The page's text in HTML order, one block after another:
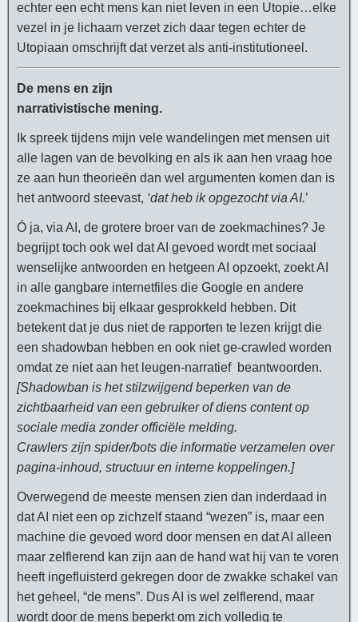
echter een echt mens kan niet leven in een Utopie…elke
vezel in je lichaam verzet zich daar tegen echter de
Utopiaan omschrijft dat verzet als anti-institutioneel.
De mens en zijn
narrativistische mening.
Ik spreek tijdens mijn vele wandelingen met mensen uit
alle lagen van de bevolking en als ik aan hen vraag hoe
ze aan hun theorieën dan wel argumenten komen dan is
het antwoord steevast, ‘dat heb ik opgezocht via AI.’
Ó ja, via AI, de grotere broer van de zoekmachines? Je
begrijpt toch ook wel dat AI gevoed wordt met sociaal
wenselijke antwoorden en hetgeen AI opzoekt, zoekt AI
in alle gangbare internetfiles die Google en andere
zoekmachines bij elkaar gesprokkeld hebben. Dit
betekent dat je dus niet de rapporten te lezen krijgt die
een shadowban hebben en ook niet ge-crawled worden
omdat ze niet aan het leugen-narratief beantwoorden.
[Shadowban is het stilzwijgend beperken van de
zichtbaarheid van een gebruiker of diens content op
sociale media zonder officiële melding.
Crawlers zijn spider/bots die informatie verzamelen over
pagina-inhoud, structuur en interne koppelingen.]
Overwegend de meeste mensen zien dan inderdaad in
dat AI niet een op zichzelf staand “wezen” is, maar een
machine die gevoed word door mensen en dat AI alleen
maar zelflerend kan zijn aan de hand wat hij van te voren
heeft ingefluisterd gekregen door de zwakke schakel van
het geheel, “de mens”. Dus AI is wel zelflerend, maar
wordt door de mens beperkt om zich volledig te